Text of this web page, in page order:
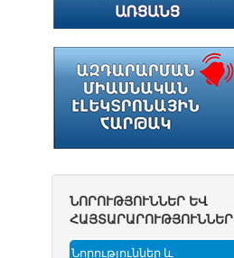
ՆՈՐՈՒԹՅՈՒՆՆԵՐ ԵՎ
ՀԱՅՏԱՐԱՐՈՒԹՅՈՒՆՆԵՐ
Նորություններ և